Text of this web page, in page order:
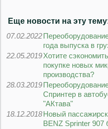
Еще новости на эту
07.02.2022
года выпуска в
22.05.2019Хотите
покупке новых
производства?
28.03.2019
Спринтер в
"АКтава"
18.12.2018Новый
BENZ Sprinter 907